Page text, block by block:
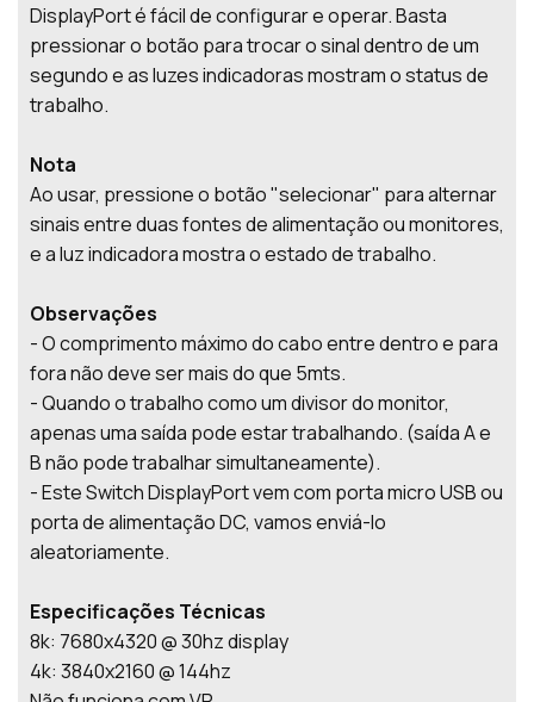
DisplayPort é fácil de configurar e operar. Basta
pressionar o botão para trocar o sinal dentro de um
segundo e as luzes indicadoras mostram o status de
trabalho.
Nota
Ao usar, pressione o botão "selecionar" para alternar
sinais entre duas fontes de alimentação ou monitores,
e a luz indicadora mostra o estado de trabalho.
Observações
- O comprimento máximo do cabo entre dentro e para
fora não deve ser mais do que 5mts.
- Quando o trabalho como um divisor do monitor,
apenas uma saída pode estar trabalhando. (saída A e
B não pode trabalhar simultaneamente).
- Este Switch DisplayPort vem com porta micro USB ou
porta de alimentação DC, vamos enviá-lo
aleatoriamente.
Especificações Técnicas
8k: 7680x4320 @ 30hz display
4k: 3840x2160 @ 144hz